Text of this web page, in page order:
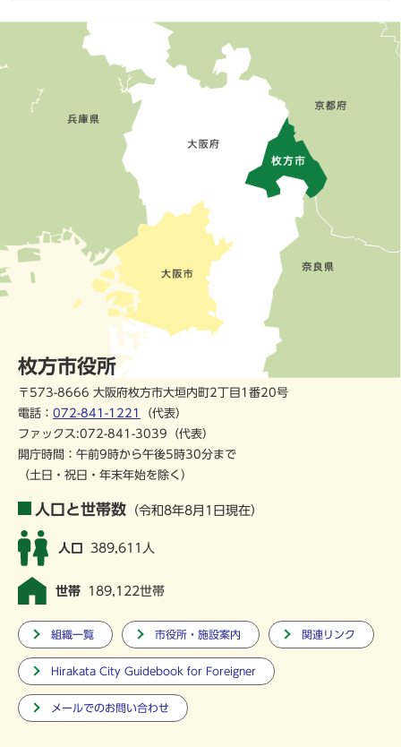
枚方市役所
〒573-8666 大阪府枚方市大垣内町2丁目1番20号
電話： 072-841-1221
（代表）
ファックス:072-841-3039（代表）
開庁時間：午前9時から午後5時30分まで
（土日・祝日・年末年始を除く）
人口と世帯数 （令和8年8月1日現在）
人口 389,611人
世帯 189,122世帯
組織一覧 市役所・施設案内 関連リンク
Hirakata City Guidebook for Foreigner
メールでのお問い合わせ